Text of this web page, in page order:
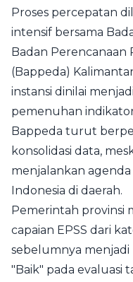
Proses percepatan
intensif bersama
Badan Perencanaan
(Bappeda)
instansi dinilai
pemenuhan
Bappeda turut
konsolidasi data,
menjalankan
Indonesia di daerah.
Pemerintah provinsi
capaian EPSS dari
sebelumnya
"Baik" pada evaluasi